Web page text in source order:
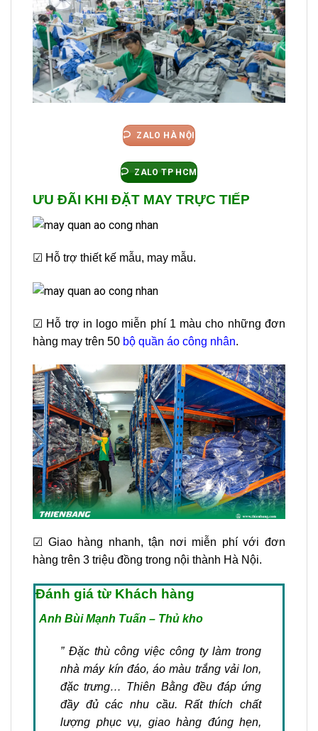
ZALO HÀ NỘI
ZALO TP HCM
ƯU ĐÃI KHI ĐẶT MAY TRỰC TIẾP
☑ Hỗ trợ thiết kế mẫu, may mẫu.
☑ Hỗ trợ in logo miễn phí 1 màu cho những đơn
hàng may trên 50 bộ quần áo công nhân.
☑ Giao hàng nhanh, tận nơi miễn phí với đơn
hàng trên 3 triệu đồng trong nội thành Hà Nội.
Đánh giá từ Khách hàng
Anh Bùi Mạnh Tuấn – Thủ kho
” Đặc thù công việc công ty làm trong
nhà máy kín đáo, áo màu trắng vải lon,
đặc trưng… Thiên Bằng đều đáp ứng
đầy đủ các nhu cầu. Rất thích chất
lượng phục vụ, giao hàng đúng hẹn,